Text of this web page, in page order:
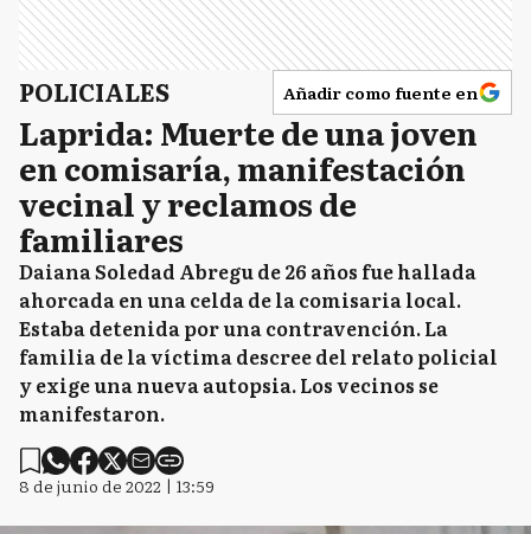
POLICIALES Añadir como fuente en
Laprida: Muerte de una joven
en comisaría, manifestación
vecinal y reclamos de
familiares
Daiana Soledad Abregu de 26 años fue hallada
ahorcada en una celda de la comisaria local.
Estaba detenida por una contravención. La
familia de la víctima descree del relato policial
y exige una nueva autopsia. Los vecinos se
manifestaron.
8 de junio de 2022 | 13:59